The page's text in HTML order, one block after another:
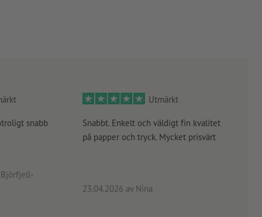
snabb
Björfjell-
Utmärkt
Snabbt. Enkelt och väldigt fin kvalitet
på papper och tryck. Mycket prisvärt
23.04.2026 av Nina